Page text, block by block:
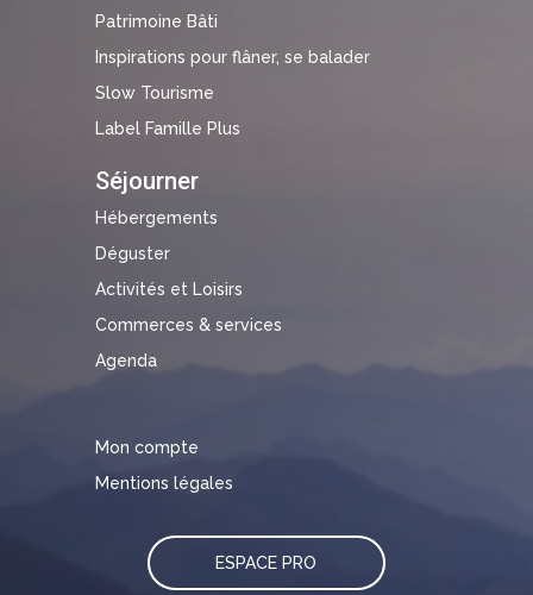
Patrimoine Bâti
Inspirations pour flâner, se balader
Slow Tourisme
Label Famille Plus
Séjourner
Hébergements
Déguster
Activités et Loisirs
Commerces & services
Agenda
Mon compte
Mentions légales
ESPACE PRO